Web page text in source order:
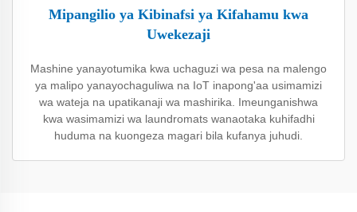
Mipangilio ya Kibinafsi ya Kifahamu kwa
Uwekezaji
Mashine yanayotumika kwa uchaguzi wa pesa na malengo
ya malipo yanayochaguliwa na IoT inapong'aa usimamizi
wa wateja na upatikanaji wa mashirika. Imeunganishwa
kwa wasimamizi wa laundromats wanaotaka kuhifadhi
huduma na kuongeza magari bila kufanya juhudi.